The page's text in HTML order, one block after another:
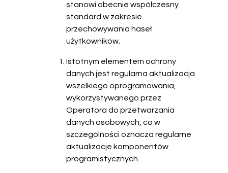
stanowi obecnie współczesny
standard w zakresie
przechowywania haseł
użytkowników.
Istotnym elementem ochrony
danych jest regularna aktualizacja
wszelkiego oprogramowania,
wykorzystywanego przez
Operatora do przetwarzania
danych osobowych, co w
szczególności oznacza regularne
aktualizacje komponentów
programistycznych.